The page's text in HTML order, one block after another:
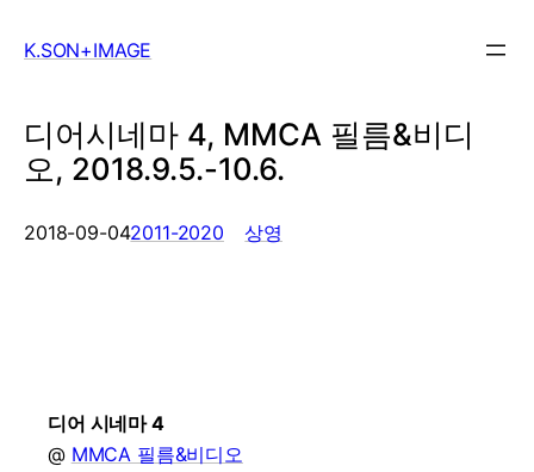
K.SON+IMAGE
디어시네마 4, MMCA 필름&비디
오, 2018.9.5.-10.6.
2018-09-042011-2020 ,
상영
디어 시네마 4
@ MMCA 필름&비디오